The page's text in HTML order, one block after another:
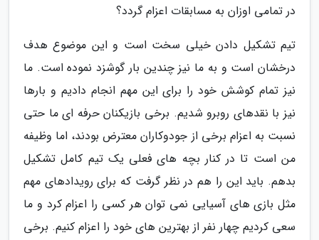
در تمامی اوزان به مسابقات اعزام گردد؟
تیم تشکیل دادن خیلی سخت است و این موضوع هدف
درخشان است و به ما نیز چندین بار گوشزد نموده است. ما
نیز تمام کوشش خود را برای این مهم انجام دادیم و بارها
نیز با نقدهای روبرو شدیم. برخی بازیکنان حرفه ای ما حتی
نسبت به اعزام برخی از جودوکاران معترض بودند، اما وظیفه
من است تا در کنار بچه های فعلی یک تیم کامل تشکیل
بدهم. باید این را هم در نظر گرفت که برای رویدادهای مهم
مثل بازی های آسیایی نمی توان هر کسی را اعزام کرد و ما
سعی کردیم چهار نفر از بهترین های خود را اعزام کنیم. برخی